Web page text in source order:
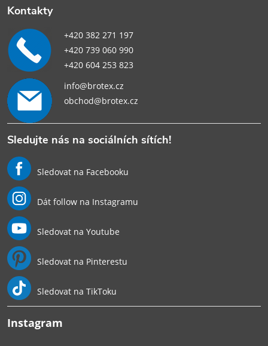
Kontakty
+420 382 271 197
+420 739 060 990
+420 604 253 823
info@brotex.cz
obchod@brotex.cz
Sledujte nás na sociálních sítích!
Sledovat na Facebooku
Dát follow na Instagramu
Sledovat na Youtube
Sledovat na Pinterestu
Sledovat na TikToku
Instagram